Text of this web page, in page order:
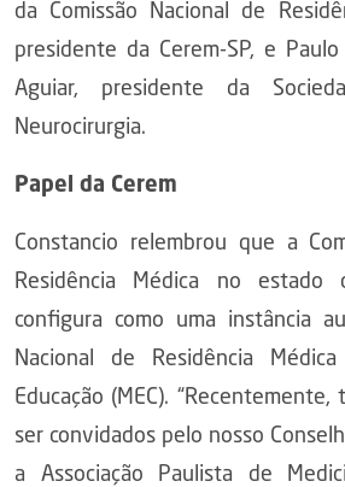
da Comissão Nacional de
presidente da Cerem-SP, e
Aguiar, presidente da
Neurocirurgia.
Papel da Cerem
Constancio relembrou que a
Residência Médica no
configura como uma instância
Nacional de Residência
Educação (MEC).
ser convidados pelo nosso
a Associação Paulista de